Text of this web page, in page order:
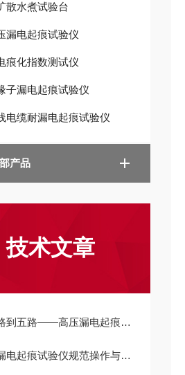
散水煮试验台
漏电起痕试验仪
痕化指数测试仪
子漏电起痕试验仪
电缆耐漏电起痕试验仪
产品
技术文章
——高压漏电起痕试验仪的核心技术架构与工程化设计
起痕试验仪规范操作与维护保养指南